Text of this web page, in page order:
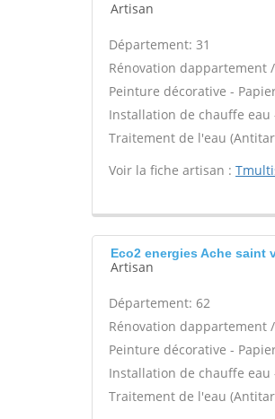
Artisan
Département: 31
Rénovation
Peinture décorative -
Installation de chauffe eau
Traitement de l'eau
Voir la fiche artisan :
Eco2 energies Ache saint
Artisan
Département: 62
Rénovation
Peinture décorative -
Installation de chauffe eau
Traitement de l'eau